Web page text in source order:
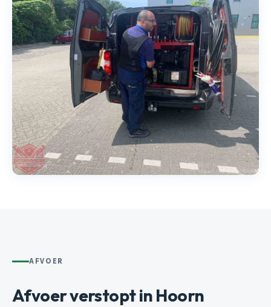
AFVOER
Afvoer verstopt in Hoorn